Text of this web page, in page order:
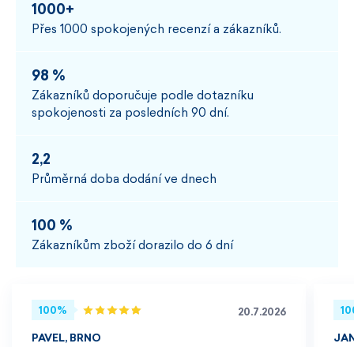
1000+
Přes 1000 spokojených recenzí a zákazníků.
98 %
Zákazníků doporučuje podle dotazníku
spokojenosti za posledních 90 dní.
2,2
Průměrná doba dodání ve dnech
100 %
Zákazníkům zboží dorazilo do 6 dní
100% 20.7.2026
PAVEL, BRNO